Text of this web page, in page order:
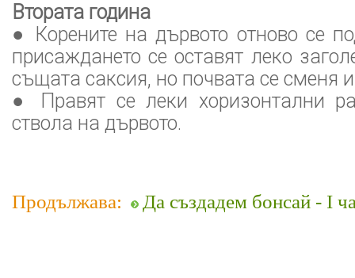
Втората година
● Корените на дървото отново се
присаждането се оставят леко
същата саксия, но почвата се сменя
● Правят се леки хоризонтални
ствола на дървото.
Продължава: Да създадем бонсай - I